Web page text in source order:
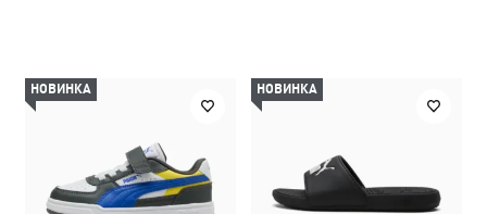
НОВИНКА НОВИНКА